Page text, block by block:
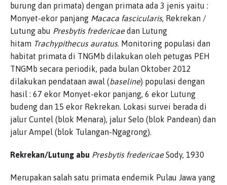
burung dan primata) dengan primata ada 3 jenis yaitu :
Monyet-ekor panjang Macaca fascicularis, Rekrekan /
Lutung abu Presbytis fredericaedan Lutung
hitam Trachypithecus auratus. Monitoring populasi dan
habitat primata di TNGMb dilakukan oleh petugas PEH
TNGMb secara periodik, pada bulan Oktober 2012
dilakukan pendataan awal (baseline) populasi dengan
hasil : 67 ekor Monyet-ekor panjang, 6 ekor Lutung
budeng dan 15 ekor Rekrekan. Lokasi survei berada di
jalur Cuntel (blok Menara), jalur Selo (blok Pandean) dan
jalur Ampel (blok Tulangan-Ngagrong).
Rekrekan/Lutung abu Presbytis fredericaeSody, 1930
Merupakan salah satu primata endemik Pulau Jawa yang